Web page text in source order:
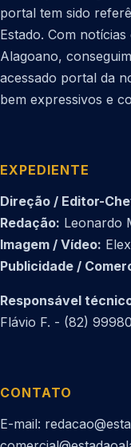
portal tem sido
Estado. Com
Alagoano,
acessado portal da
bem expressivos e
EXPEDIENTE
Direção / Editor-
Redação: Leonardo
Imagem / Vídeo:
Publicidade /
Responsável
Flávio F. - (82)
CONTATO
E-mail: